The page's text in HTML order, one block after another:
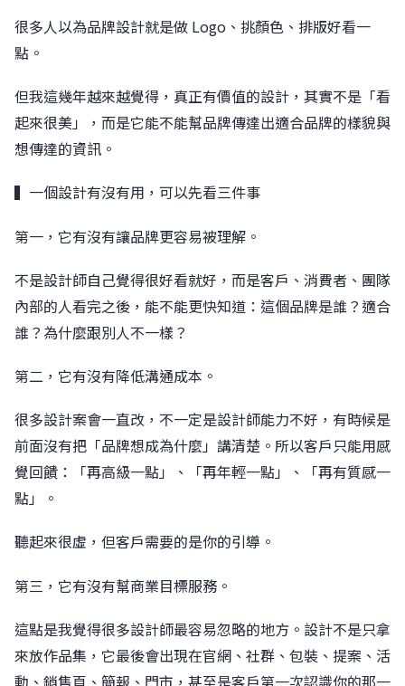
很多人以為品牌設計就是做 Logo、挑顏色、排版好看一
點。
但我這幾年越來越覺得，真正有價值的設計，其實不是「看
起來很美」，而是它能不能幫品牌傳達出適合品牌的樣貌與
想傳達的資訊。
▍一個設計有沒有用，可以先看三件事
第一，它有沒有讓品牌更容易被理解。
不是設計師自己覺得很好看就好，而是客戶、消費者、團隊
內部的人看完之後，能不能更快知道：這個品牌是誰？適合
誰？為什麼跟別人不一樣？
第二，它有沒有降低溝通成本。
很多設計案會一直改，不一定是設計師能力不好，有時候是
前面沒有把「品牌想成為什麼」講清楚。所以客戶只能用感
覺回饋：「再高級一點」、「再年輕一點」、「再有質感一
點」。
聽起來很虛，但客戶需要的是你的引導。
第三，它有沒有幫商業目標服務。
這點是我覺得很多設計師最容易忽略的地方。設計不是只拿
來放作品集，它最後會出現在官網、社群、包裝、提案、活
動、銷售頁、簡報、門市，甚至是客戶第一次認識你的那一